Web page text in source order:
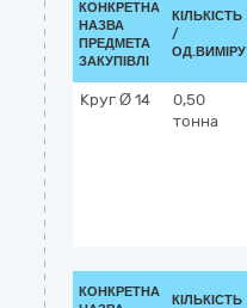
КОНКРЕТНА
НАЗВА
ПРЕДМЕТА
ЗАКУПІВЛІ
КІЛЬКІСТЬ
/
ОД.ВИМІРУ
Круг Ø 14
0,50
тонна
КОНКРЕТНА
КІЛЬКІСТЬ